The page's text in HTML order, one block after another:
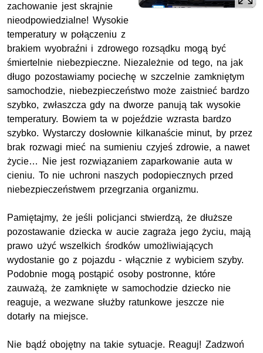
zachowanie jest skrajnie
nieodpowiedzialne! Wysokie
temperatury w połączeniu z
brakiem wyobraźni i zdrowego rozsądku mogą być
śmiertelnie niebezpieczne. Niezależnie od tego, na jak
długo pozostawiamy pociechę w szczelnie zamkniętym
samochodzie, niebezpieczeństwo może zaistnieć bardzo
szybko, zwłaszcza gdy na dworze panują tak wysokie
temperatury. Bowiem ta w pojeździe wzrasta bardzo
szybko. Wystarczy dosłownie kilkanaście minut, by przez
brak rozwagi mieć na sumieniu czyjeś zdrowie, a nawet
życie… Nie jest rozwiązaniem zaparkowanie auta w
cieniu. To nie uchroni naszych podopiecznych przed
niebezpieczeństwem przegrzania organizmu.
Pamiętajmy, że jeśli policjanci stwierdzą, że dłuższe
pozostawanie dziecka w aucie zagraża jego życiu, mają
prawo użyć wszelkich środków umożliwiających
wydostanie go z pojazdu - włącznie z wybiciem szyby.
Podobnie mogą postąpić osoby postronne, które
zauważą, że zamknięte w samochodzie dziecko nie
reaguje, a wezwane służby ratunkowe jeszcze nie
dotarły na miejsce.
Nie bądź obojętny na takie sytuacje. Reaguj! Zadzwoń